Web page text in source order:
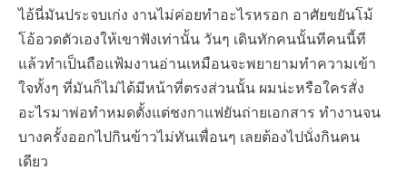
ไอ้นี่มันประจบเก่ง งานไม่ค่อยทำอะไรหรอก อาศัยขยันโม้
โอ้อวดตัวเองให้เขาฟังเท่านั้น วันๆ เดินทักคนนั้นทีคนนี้ที
แล้วทำเป็นถือแฟ้มงานอ่านเหมือนจะพยายามทำความเข้า
ใจทั้งๆ ที่มันก็ไม่ได้มีหน้าที่ตรงส่วนนั้น ผมน่ะหรือใครสั่ง
อะไรมาพ่อทำหมดตั้งแต่ชงกาแฟยันถ่ายเอกสาร ทำงานจน
บางครั้งออกไปกินข้าวไม่ทันเพื่อนๆ เลยต้องไปนั่งกินคน
เดียว